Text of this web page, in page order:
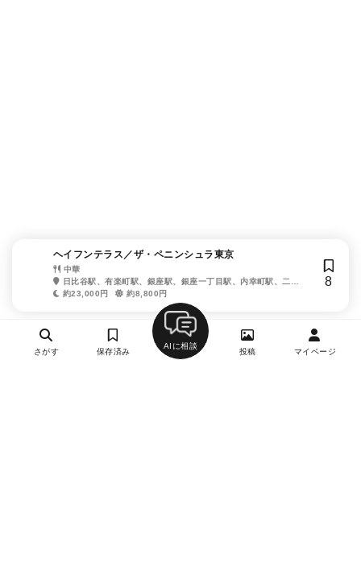
ヘイフンテラス／ザ・ペニンシュラ東京
中華
日比谷駅、有楽町駅、銀座駅、銀座一丁目駅、内幸町駅、二重
橋前駅
約23,000円 約8,800円
8
さがす 保存済み
AIに相談
投稿 マイページ